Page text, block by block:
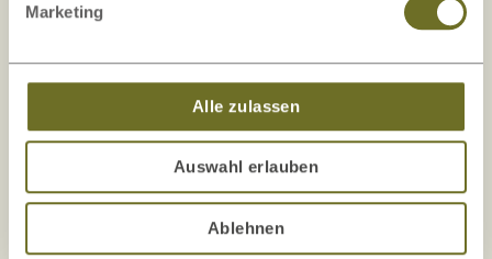
Marketing
Alle zulassen
Auswahl erlauben
Ablehnen
Rückrufservice
office@lamodula.at